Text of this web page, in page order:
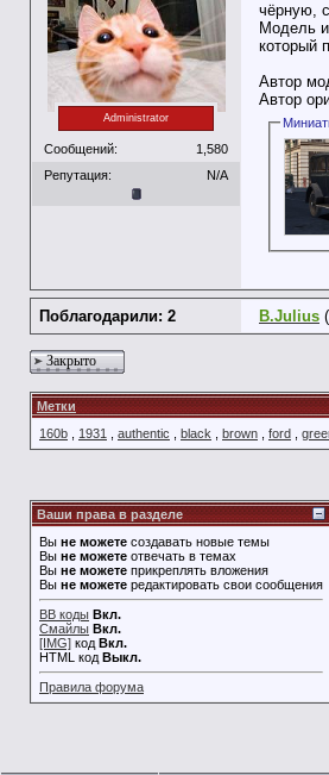
Administrator
Сообщений:
1,580
Репутация:
N/A
чёрную,
Модель
который
Автор
Автор
Поблагодарили: 2 B.Julius
Закрыто
Метки
160b
1931 authentic black brown ford
Ваши права в разделе
Вы не можете создавать новые темы
Вы не можете отвечать в темах
Вы не можете прикреплять вложения
Вы не можете редактировать свои сообщения
BB коды Вкл.
Смайлы Вкл.
[IMG] код Вкл.
HTML код Выкл.
Правила форума